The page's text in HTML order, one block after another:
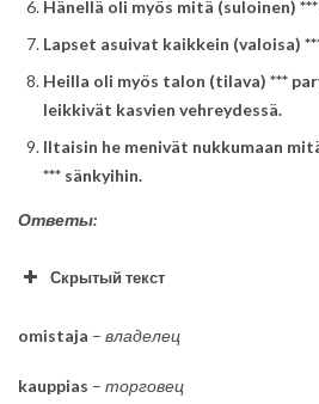
Hänellä oli myös mitä (suloinen)
Lapset asuivat kaikkein (valoisa)
Heilla oli myös talon (tilava) ***
leikkivät kasvien vehreydessä.
Iltaisin he menivät nukkumaan
*** sänkyihin.
Ответы:
Скрытый текст
omistaja – владелец
kauppias – торговец